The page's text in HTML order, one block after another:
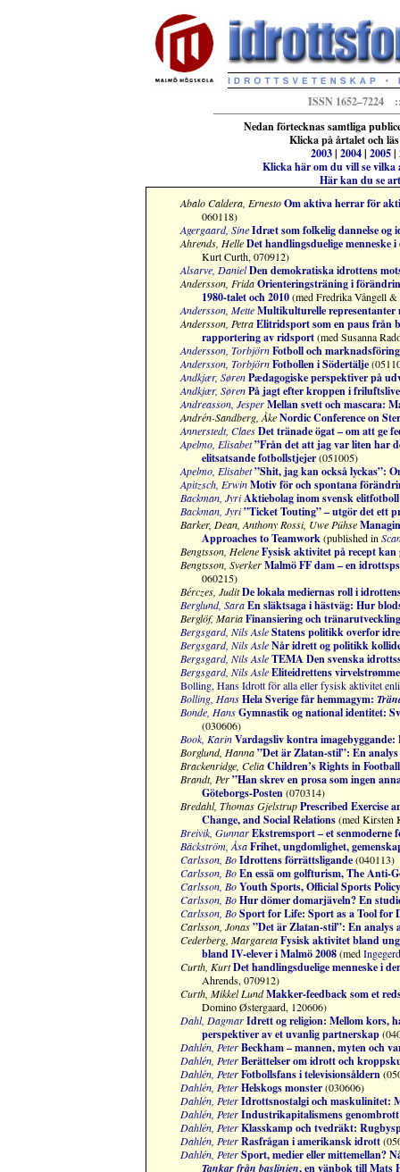
ISSN 1652–7224
Nedan förtecknas samtliga
Klicka på årtalet och
2003| 2004| 2005|
Klicka här om du vill se
Här kan du se
Abalo Caldera, ErnestoOm aktiva herrar för
060118)
Agergaard, Sine Idræt som folkelig dannelse og
Ahrends, HelleDet handlingsduelige menneske
Kurt Curth, 070912)
Alsarve, Daniel Den demokratiska idrottens
Andersson, Frida Orienteringsträning i
1980-talet och 2010(med Fredrika Vångell &
Andersson, Mette Multikulturelle representanter
Andersson, Petra Elitridsport som en paus från
rapportering av ridsport(med Susanna
Andersson, Torbjörn Fotboll och
Andersson, Torbjörn Fotbollen i Södertälje
Andkjær, Søren Pædagogiske perspektiver på
Andkjær, Søren På jagt efter kroppen i
Andreasson, Jesper Mellan svett och mascara:
Andrén-Sandberg, Åke Nordic Conference on
Annerstedt, Claes Det tränade ögat – om att ge
Apelmo, Elisabet ”Från det att jag var liten har
elitsatsande fotbollstjejer(051005)
Apelmo, Elisabet ”Shit, jag kan också lyckas”:
Apitzsch, Erwin Motiv för och spontana
Backman, Jyri Aktiebolag inom svensk elitfotboll
Backman, Jyri ”Ticket Touting” – utgör det ett
Barker, Dean, Anthony Rossi, Uwe Pühse
Approaches to Teamwork (published in
Bengtsson, Helene Fysisk aktivitet på recept kan
Bengtsson, Sverker Malmö FF dam – en
060215)
Bérczes, Judit De lokala mediernas roll i
Berglund, Sara En släktsaga i hästväg: Hur
Berglöf, Maria Finansiering och
Bergsgard, Nils Asle Statens politikk overfor
Bergsgard, Nils Asle Når idrett og politikk
Bergsgard, Nils Asle TEMA Den svenska
Bergsgard, Nils Asle Eliteidrettens
Bolling, Hans Idrott för alla eller fysisk aktivitet
Bolling, Hans Hela Sverige får hemmagym:
Bonde, Hans Gymnastik og national identitet:
(030606)
Book, Karin Vardagsliv kontra
Borglund, Hanna ”Det är Zlatan-stil”: En
Brackenridge, Celia Children’s Rights in
Brandt, Per ”Han skrev en prosa som ingen
Göteborgs-Posten (070314)
Bredahl, Thomas Gjelstrup Prescribed Exercise
Change, and Social Relations(med Kirsten
Breivik, Gunnar Ekstremsport – et senmoderne
Bäckström, Åsa Frihet, ungdomlighet,
Carlsson, Bo Idrottens förrättsligande(040113)
Carlsson, Bo En essä om golfturism, The Anti-
Carlsson, Bo Youth Sports, Official Sports
Carlsson, Bo Hur dömer domarjäveln? En
Carlsson, Bo Sport for Life: Sport as a Tool for
Carlsson, Jonas ”Det är Zlatan-stil”: En analys
Cederberg, Margareta Fysisk aktivitet bland
bland IV-elever i Malmö 2008(med
Curth, Kurt Det handlingsduelige menneske i
Ahrends, 070912)
Curth, Mikkel Lund Makker-feedback som et
Domino Østergaard, 120606)
Dahl, Dagmar Idrett og religion: Mellom kors,
perspektiver av et uvanlig partnerskap
Dahlén, Peter Beckham – mannen, myten och
Dahlén, Peter Berättelser om idrott och
Dahlén, Peter Fotbollsfans i televisionsåldern
Dahlén, Peter Helskogs monster(030606)
Dahlén, Peter Idrottsnostalgi och maskulinitet:
Dahlén, Peter Industrikapitalismens
Dahlén, Peter Klasskamp och tvedräkt:
Dahlén, Peter Rasfrågan i amerikansk idrott
Dahlén, Peter Sport, medier eller mittemellan?
Tankar från baslinjen, en vänbok till Mats